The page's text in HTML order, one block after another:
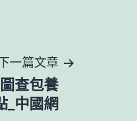
一篇文章
查包養
_中國網